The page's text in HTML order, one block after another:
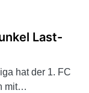
Last-
hat der 1. FC
mit…